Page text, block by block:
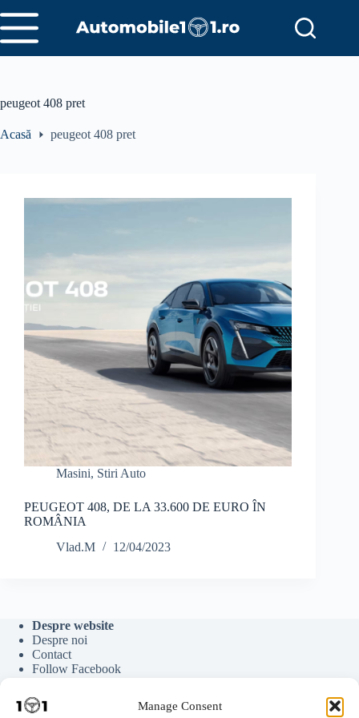
Manage Consent
la
conținut
peugeot 408 pret
Acasă peugeot 408 pret
Masini, Stiri Auto
PEUGEOT 408, DE LA 33.600 DE EURO ÎN
ROMÂNIA
Vlad.M
12/04/2023
Despre website
Despre noi
Contact
Follow Facebook
Follow Youtube
Follow Tiktok